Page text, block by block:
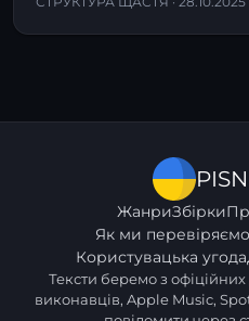
ЖанриЗбірки
Як ми
Користувацька угода
Тексти беремо з
виконавців, Apple Music,